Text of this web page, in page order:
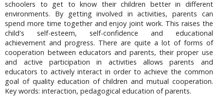
schoolers to get to know their children better in different
environments. By getting involved in activities, parents can
spend more time together and enjoy joint work. This raises the
child's self-esteem, self-confidence and educational
achievement and progress. There are quite a lot of forms of
cooperation between educators and parents, their proper use
and active participation in activities allows parents and
educators to actively interact in order to achieve the common
goal of quality education of children and mutual cooperation.
Key words: interaction, pedagogical education of parents.